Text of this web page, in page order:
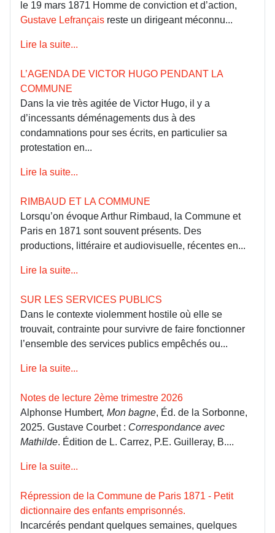
le 19 mars 1871 Homme de conviction et d’action,
Gustave Lefrançais reste un dirigeant méconnu...
Lire la suite...
L’AGENDA DE VICTOR HUGO PENDANT LA
COMMUNE
Dans la vie très agitée de Victor Hugo, il y a
d’incessants déménagements dus à des
condamnations pour ses écrits, en particulier sa
protestation en...
Lire la suite...
RIMBAUD ET LA COMMUNE
Lorsqu’on évoque Arthur Rimbaud, la Commune et
Paris en 1871 sont souvent présents. Des
productions, littéraire et audiovisuelle, récentes en...
Lire la suite...
SUR LES SERVICES PUBLICS
Dans le contexte violemment hostile où elle se
trouvait, contrainte pour survivre de faire fonctionner
l’ensemble des services publics empêchés ou...
Lire la suite...
Notes de lecture 2ème trimestre 2026
Alphonse Humbert, Mon bagne, Éd. de la Sorbonne,
2025. Gustave Courbet : Correspondance avec
Mathilde. Édition de L. Carrez, P.E. Guilleray, B....
Lire la suite...
Répression de la Commune de Paris 1871 - Petit
dictionnaire des enfants emprisonnés.
Incarcérés pendant quelques semaines, quelques